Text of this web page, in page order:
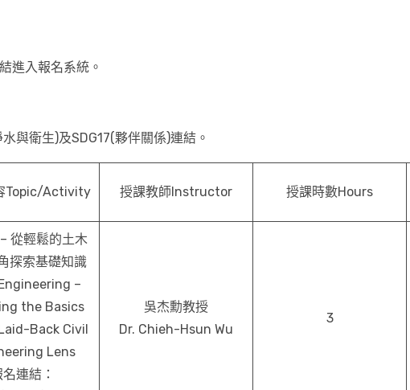
進入報名系統。
與衛生)及SDG17(夥伴關係)連結。
Topic/Activity 授課教師Instructor 授課時數Hours
從輕鬆的土木
探索基礎知識
–
the Basics
Back Civil
Lens
連結：
吳杰勳教授
Dr. Chieh-Hsun Wu
3